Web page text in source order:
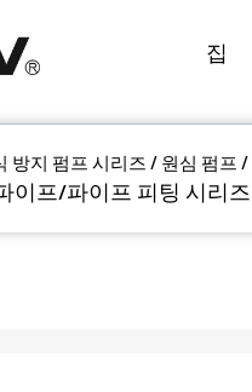
집
방지 펌프 시리즈 / 원심 펌프 /
이프/파이프 피팅 시리즈